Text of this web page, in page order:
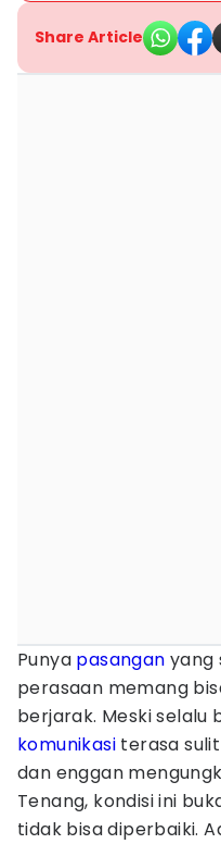
Share Article
Punya pasangan yang
perasaan memang
berjarak. Meski selalu
komunikasi terasa
dan enggan
Tenang, kondisi ini
tidak bisa diperbaiki.